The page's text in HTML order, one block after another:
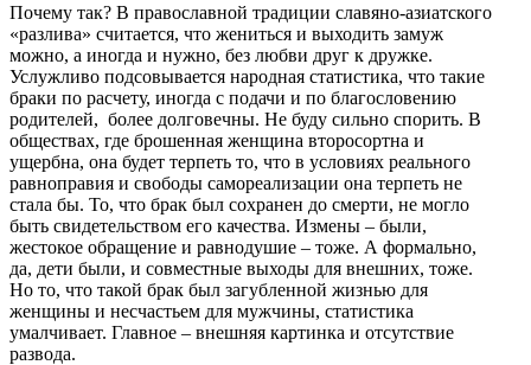
Почему так? В православной традиции славяно-азиатского
«разлива» считается, что жениться и выходить замуж
можно, а иногда и нужно, без любви друг к дружке.
Услужливо подсовывается народная статистика, что такие
браки по расчету, иногда с подачи и по благословению
родителей, более долговечны. Не буду сильно спорить. В
обществах, где брошенная женщина второсортна и
ущербна, она будет терпеть то, что в условиях реального
равноправия и свободы самореализации она терпеть не
стала бы. То, что брак был сохранен до смерти, не могло
быть свидетельством его качества. Измены – были,
жестокое обращение и равнодушие – тоже. А формально,
да, дети были, и совместные выходы для внешних, тоже.
Но то, что такой брак был загубленной жизнью для
женщины и несчастьем для мужчины, статистика
умалчивает. Главное – внешняя картинка и отсутствие
развода.